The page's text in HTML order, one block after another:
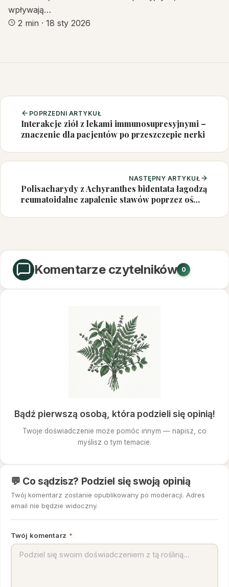
wpływają…
2 min · 18 sty 2026
POPRZEDNI ARTYKUŁ
Interakcje ziół z lekami immunosupresyjnymi –
znaczenie dla pacjentów po przeszczepie nerki
NASTĘPNY ARTYKUŁ
Polisacharydy z Achyranthes bidentata łagodzą
reumatoidalne zapalenie stawów poprzez oś
Komentarze czytelników 0
Bądź pierwszą osobą, która podzieli się opinią!
Twoje doświadczenie może pomóc innym — napisz, co
myślisz o tym temacie.
💬 Co sądzisz? Podziel się swoją opinią
Twój komentarz zostanie opublikowany po moderacji. Adres
email nie będzie widoczny.
Twój komentarz *